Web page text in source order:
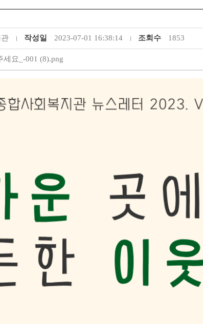
작성일 2023-07-01 16:38:14 조회수 1853
세요_-001 (8).png